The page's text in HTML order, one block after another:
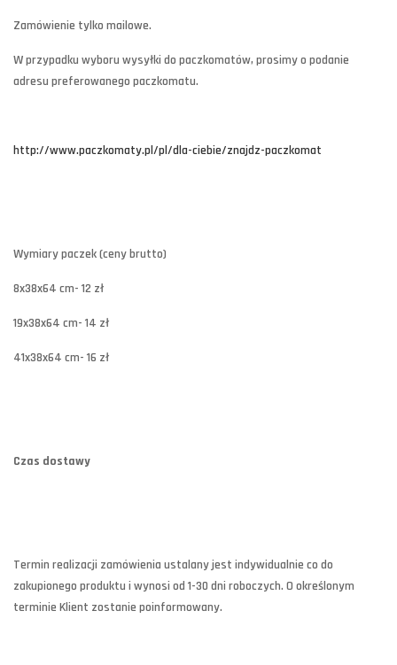
Zamówienie tylko mailowe.
W przypadku wyboru wysyłki do paczkomatów, prosimy o podanie
adresu preferowanego paczkomatu.
http://www.paczkomaty.pl/pl/dla-ciebie/znajdz-paczkomat
Wymiary paczek (ceny brutto)
8x38x64 cm- 12 zł
19x38x64 cm- 14 zł
41x38x64 cm- 16 zł
Czas dostawy
Termin realizacji zamówienia ustalany jest indywidualnie co do
zakupionego produktu i wynosi od 1-30 dni roboczych. O określonym
terminie Klient zostanie poinformowany.